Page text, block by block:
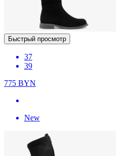
Быстрый просмотр
37
39
775 BYN
New